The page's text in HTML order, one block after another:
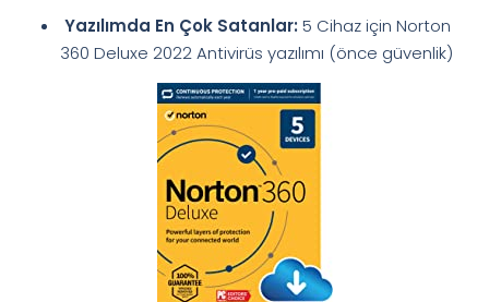
Yazılımda En Çok Satanlar: 5 Cihaz için Norton
360 Deluxe 2022 Antivirüs yazılımı (önce güvenlik)